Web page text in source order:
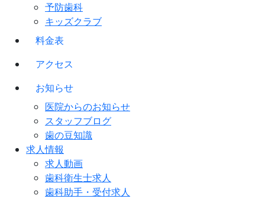
予防歯科
キッズクラブ
料金表
アクセス
お知らせ
医院からのお知らせ
スタッフブログ
歯の豆知識
求人情報
求人動画
歯科衛生士求人
歯科助手・受付求人